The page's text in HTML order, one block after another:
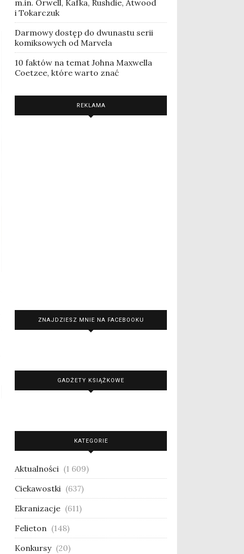
m.in. Orwell, Kafka, Rushdie, Atwood
i Tokarczuk
Darmowy dostęp do dwunastu serii
komiksowych od Marvela
10 faktów na temat Johna Maxwella
Coetzee, które warto znać
REKLAMA
ZNAJDZIESZ MNIE NA FACEBOOKU
GADŻETY KSIĄŻKOWE
KATEGORIE
Aktualności (1 609)
Ciekawostki (637)
Ekranizacje (611)
Felieton (148)
Konkursy (20)